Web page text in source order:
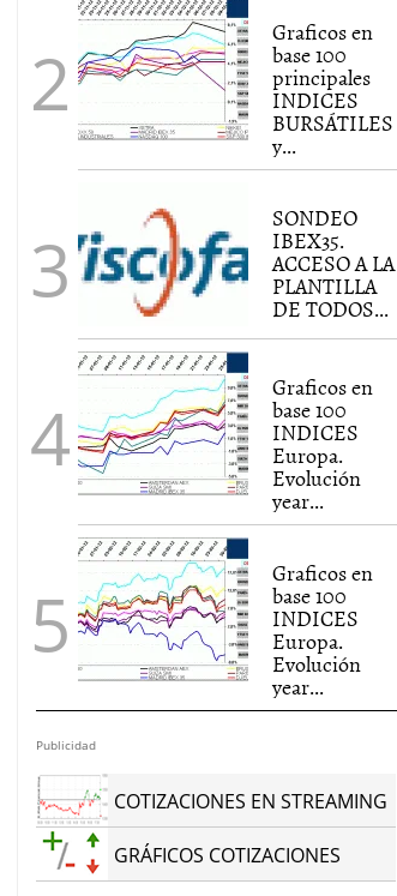
Graficos en
base 100
principales
INDICES
BURSÁTILES
y...
SONDEO
IBEX35.
ACCESO A LA
PLANTILLA
DE TODOS...
Graficos en
base 100
INDICES
Europa.
Evolución
year...
Graficos en
base 100
INDICES
Europa.
Evolución
year...
Publicidad
COTIZACIONES EN STREAMING
GRÁFICOS COTIZACIONES